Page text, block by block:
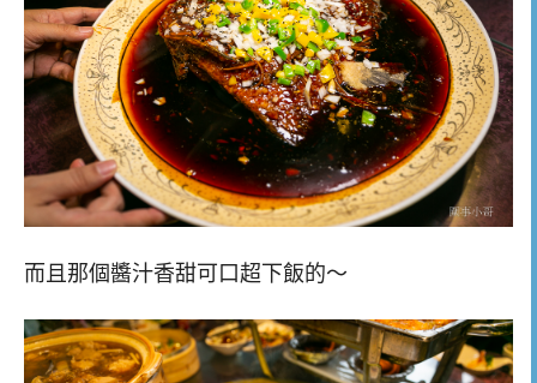
而且那個醬汁香甜可口超下飯的～